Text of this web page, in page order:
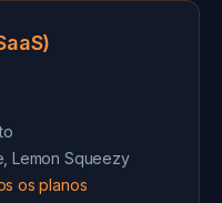
Lemon Squeezy
os planos